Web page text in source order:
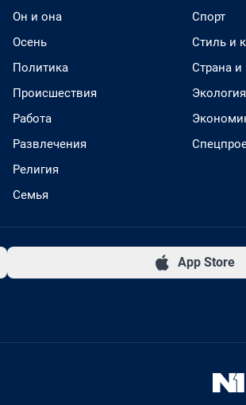
Он и она
Осень
Политика
Происшествия
Работа
Развлечения
Религия
Семья
Спорт
Стиль и
Страна
Экология
App Store